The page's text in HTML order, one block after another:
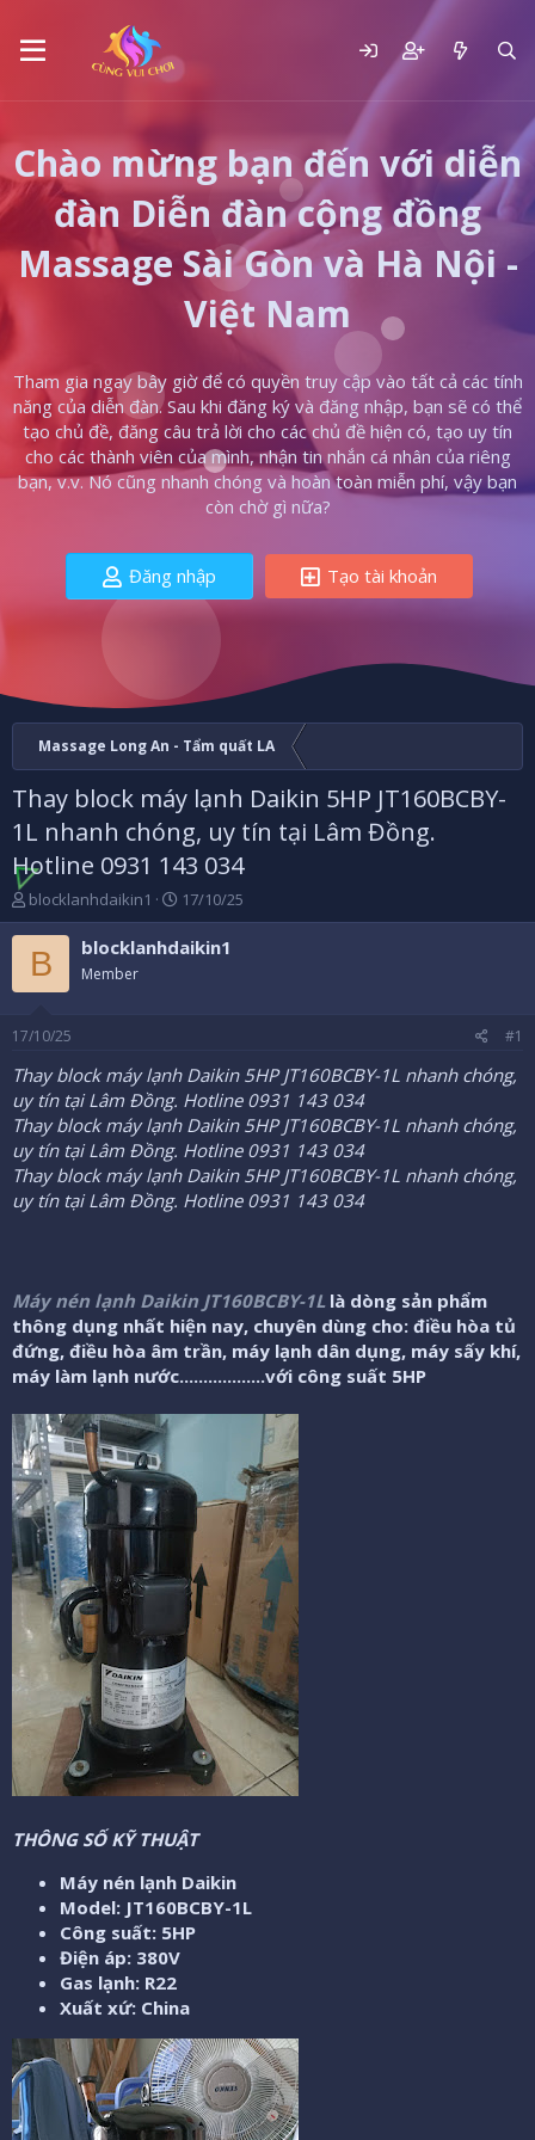
Chào mừng bạn đến với diễn
đàn Diễn đàn cộng đồng
Massage Sài Gòn và Hà Nội -
Việt Nam
Tham gia ngay bây giờ để có quyền truy cập vào tất cả các tính
năng của diễn đàn. Sau khi đăng ký và đăng nhập, bạn sẽ có thể
tạo chủ đề, đăng câu trả lời cho các chủ đề hiện có, tạo uy tín
cho các thành viên của mình, nhận tin nhắn cá nhân của riêng
bạn, v.v. Nó cũng nhanh chóng và hoàn toàn miễn phí, vậy bạn
còn chờ gì nữa?
Đăng nhập Tạo tài khoản
Massage Long An - Tẩm quất LA
Thay block máy lạnh Daikin 5HP JT160BCBY-
1L nhanh chóng, uy tín tại Lâm Đồng.
Hotline 0931 143 034
B
ắ
t
đ
blocklanhdaikin1
N
g
à
ầ
u
17/10/25
B blocklanhdaikin1
Member
17/10/25 #1
Thay block máy lạnh Daikin 5HP JT160BCBY-1L nhanh chóng,
uy tín tại Lâm Đồng. Hotline 0931 143 034
Thay block máy lạnh Daikin 5HP JT160BCBY-1L nhanh chóng,
uy tín tại Lâm Đồng. Hotline 0931 143 034
Thay block máy lạnh Daikin 5HP JT160BCBY-1L nhanh chóng,
uy tín tại Lâm Đồng. Hotline 0931 143 034
Máy nén lạnh Daikin JT160BCBY-1Llà dòng sản phẩm
thông dụng nhất hiện nay, chuyên dùng cho: điều hòa tủ
đứng, điều hòa âm trần, máy lạnh dân dụng, máy sấy khí,
máy làm lạnh nước..................với công suất 5HP
THÔNG SỐ KỸ THUẬT
Máy nén lạnh Daikin
Model: JT160BCBY-1L
Công suất: 5HP
Điện áp: 380V
Gas lạnh: R22
Xuất xứ: China